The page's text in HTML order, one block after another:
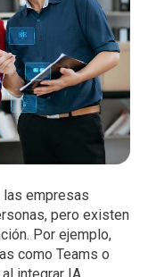
las empresas
pero existen
Por ejemplo,
como Teams o